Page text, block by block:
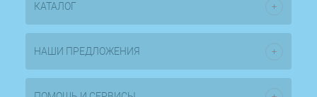
КАТАЛОГ
НАШИ ПРЕДЛОЖЕНИЯ